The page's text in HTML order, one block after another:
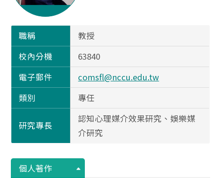
職稱
教授
校內分機
63840
電子郵件
comsfl@nccu.edu.tw
類別
專任
研究專長
認知心理媒介效果研究、娛樂媒
介研究
個人著作